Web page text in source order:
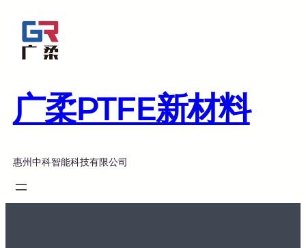
广柔PTFE新材料
惠州中科智能科技有限公司